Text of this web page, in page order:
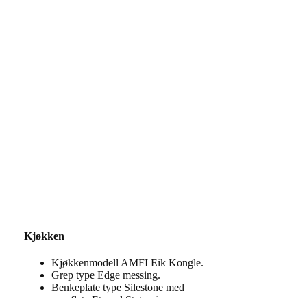
Kjøkken
Kjøkkenmodell AMFI Eik Kongle.
Grep type Edge messing.
Benkeplate type Silestone med